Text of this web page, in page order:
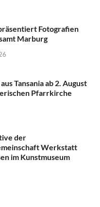
Fotografien
Marburg
Tansania ab 2. August
Pfarrkirche
der
Werkstatt
im Kunstmuseum